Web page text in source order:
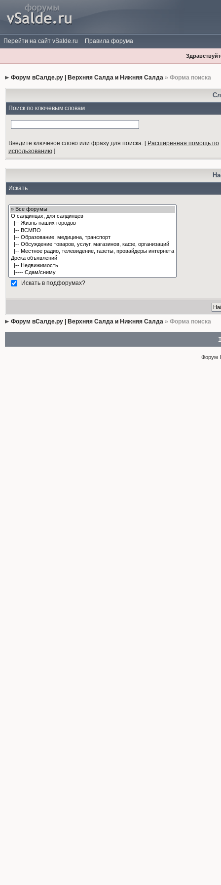
Перейти на сайт vSalde.ru Правила форума
Форум вСалде.ру | Верхняя Салда и Нижняя Салда» Форма поиска
Поиск по ключевым словам
Введите ключевое слово или фразу для поиска.[ Расширенная помощь по
использованию]
Искать
Искать в подфорумах?
Форум вСалде.ру | Верхняя Салда и Нижняя Салда» Форма поиска
Форум